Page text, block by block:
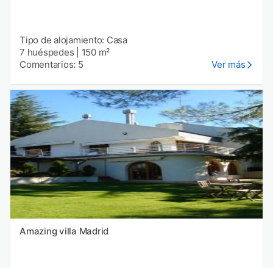
Tipo de alojamiento: Casa
7 huéspedes
150 m²
Comentarios: 5
Ver más
Amazing villa Madrid